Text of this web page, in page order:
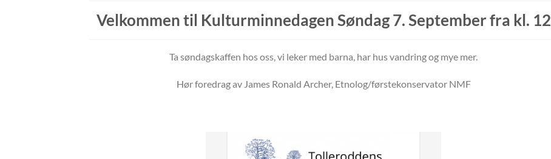
Velkommen til Kulturminnedagen Søndag 7. September fra kl. 12
Ta søndagskaffen hos oss, vi leker med barna, har hus vandring og mye mer.
Hør foredrag av James Ronald Archer, Etnolog/førstekonservator NMF